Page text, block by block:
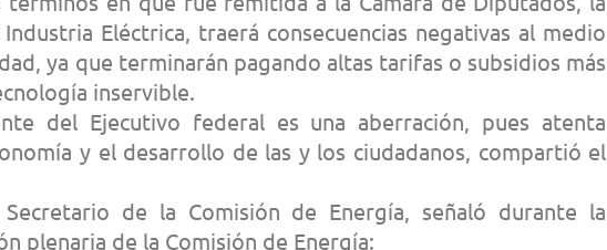
Eléctrica, traerá consecuencias negativas al medio
ya que terminarán pagando altas tarifas o subsidios más
inservible.
del Ejecutivo federal es una aberración, pues atenta
y el desarrollo de las y los ciudadanos, compartió el
de la Comisión de Energía, señaló durante la
plenaria de la Comisión de Energía: